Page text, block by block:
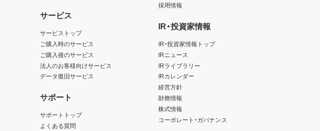
サービス
サービストップ
ご購入時のサービス
ご購入後のサービス
法人のお客様向けサービス
データ復旧サービス
サポート
サポートトップ
よくある質問
採用情報
IR・投資家情報
IR・投資家情報トップ
IRニュース
IRライブラリー
IRカレンダー
経営方針
財務情報
株式情報
コーポレート・ガバナンス